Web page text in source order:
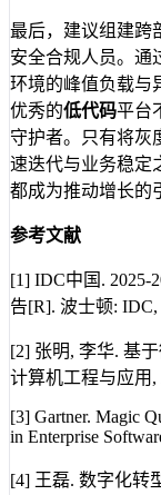
最后，建议组建跨
安全合规人员。通
环境的峰值负载与
优秀的低代码平台
守护者。只有将灰
速迭代与业务稳定
都成为推动增长的
参考文献
[1] IDC中国. 2025-
告[R]. 波士顿: IDC,
[2] 张明, 李华. 基
计算机工程与应用,
[3] Gartner. Magic
in Enterprise
[4] 王磊. 数字化转